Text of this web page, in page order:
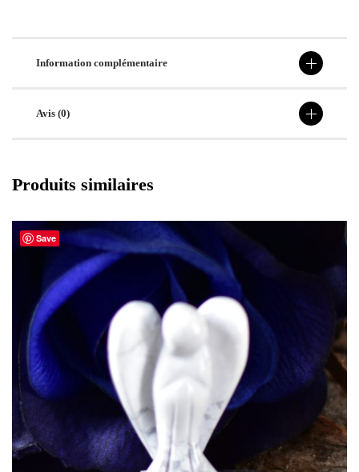
Information complémentaire
Avis (0)
Produits similaires
Save